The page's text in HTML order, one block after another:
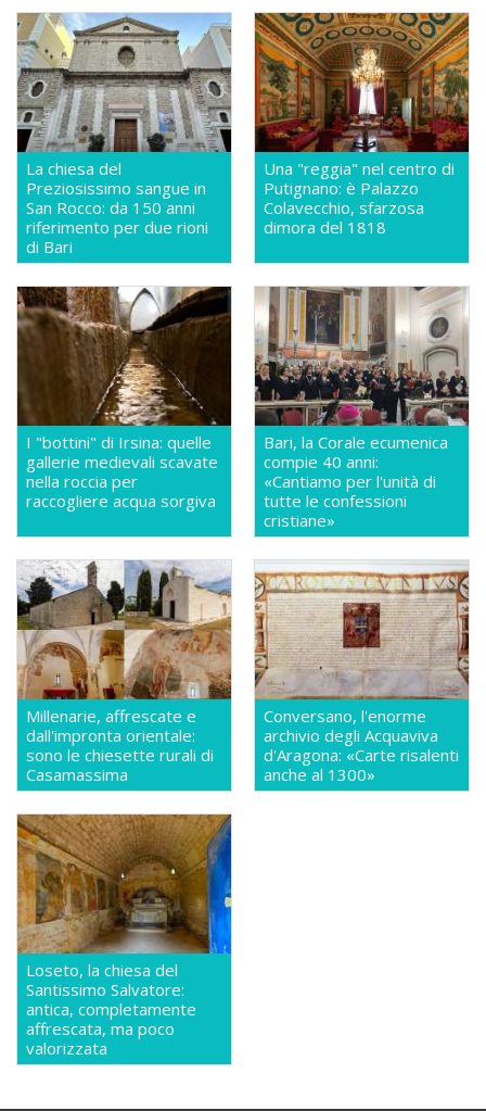
La chiesa del
Preziosissimo sangue in
San Rocco: da 150 anni
riferimento per due rioni
di Bari
Una "reggia" nel centro di
Putignano: è Palazzo
Colavecchio, sfarzosa
dimora del 1818
I "bottini" di Irsina: quelle
gallerie medievali scavate
nella roccia per
raccogliere acqua sorgiva
Bari, la Corale ecumenica
compie 40 anni:
«Cantiamo per l'unità di
tutte le confessioni
cristiane»
Millenarie, affrescate e
dall'impronta orientale:
sono le chiesette rurali di
Casamassima
Conversano, l'enorme
archivio degli Acquaviva
d'Aragona: «Carte risalenti
anche al 1300»
Loseto, la chiesa del
Santissimo Salvatore:
antica, completamente
affrescata, ma poco
valorizzata